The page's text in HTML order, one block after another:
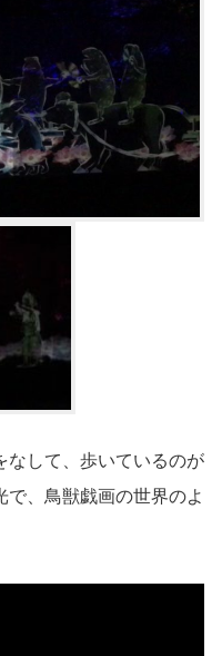
なして、歩いているのが
で、鳥獣戯画の世界のよ